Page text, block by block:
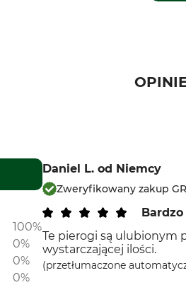
100%
0%
0%
0%
Daniel L. od Niemcy
Zweryfikowany zakup
Te pierogi są ulubionym
wystarczającej ilości.
(przetłumaczone